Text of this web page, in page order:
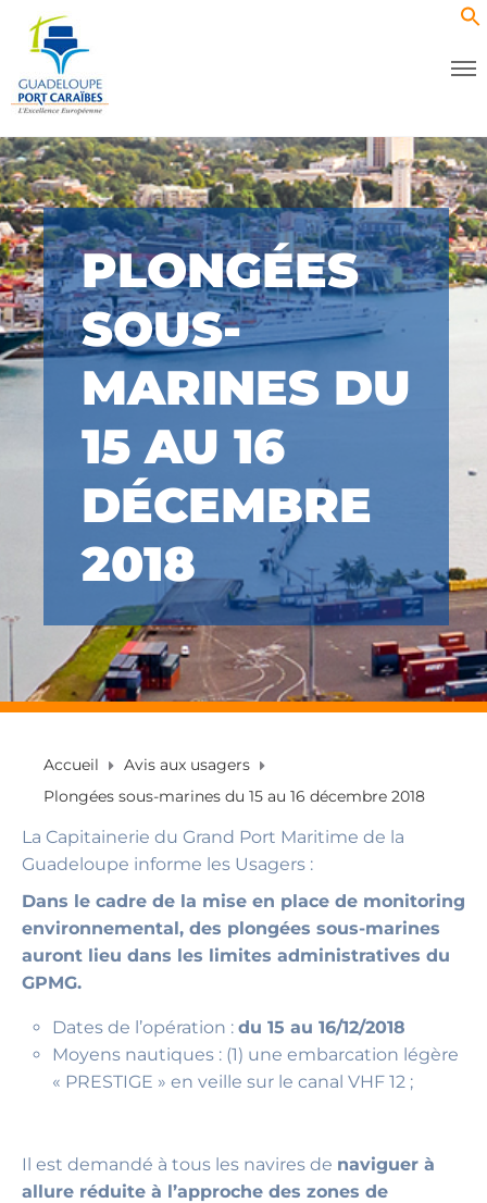
PLONGÉES
SOUS-
MARINES DU
15 AU 16
DÉCEMBRE
2018
Accueil
Avis aux usagers
Plongées sous-marines du 15 au 16 décembre 2018
La Capitainerie du Grand Port Maritime de la
Guadeloupe informe les Usagers :
Dans le cadre de la mise en place de monitoring
environnemental, des plongées sous-marines
auront lieu dans les limites administratives du
GPMG.
Dates de l’opération : du 15 au 16/12/2018
Moyens nautiques : (1) une embarcation légère
« PRESTIGE » en veille sur le canal VHF 12 ;
Il est demandé à tous les navires de naviguer à
allure réduite à l’approche des zones de